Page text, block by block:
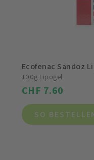
Ecofenac Sandoz
100g Lipogel
CHF 7.60
SO